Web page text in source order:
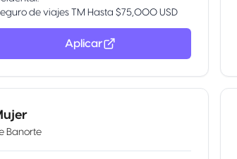
de viajes TM Hasta $75,000 USD
tu integridad y la de tu familia en
muerte accidental y otros.
tu línea de crédito Obtén más en tu
fijos Parcializa tus compras o saldo
preferencial.
Banamex Convierte parte de tu línea de
efectivo con tasa preferencial. Beneficio
Aplicar
Banorte